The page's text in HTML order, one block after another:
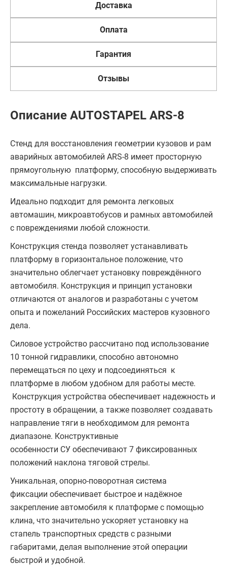
Доставка
Оплата
Гарантия
Отзывы
Описание AUTOSTAPEL ARS-8
Стенд для восстановления геометрии кузовов и рам
аварийных автомобилей ARS-8 имеет просторную
прямоугольную платформу, способную выдерживать
максимальные нагрузки.
Идеально подходит для ремонта легковых
автомашин, микроавтобусов и рамных автомобилей
с повреждениями любой сложности.
Конструкция стенда позволяет устанавливать
платформу в горизонтальное положение, что
значительно облегчает установку повреждённого
автомобиля. Конструкция и принцип установки
отличаются от аналогов и разработаны с учетом
опыта и пожеланий Российских мастеров кузовного
дела.
Силовое устройство рассчитано под использование
10 тонной гидравлики, способно автономно
перемещаться по цеху и подсоединяться к
платформе в любом удобном для работы месте.
Конструкция устройства обеспечивает надежность и
простоту в обращении, а также позволяет создавать
направление тяги в необходимом для ремонта
диапазоне. Конструктивные
особенности СУ обеспечивают 7 фиксированных
положений наклона тяговой стрелы.
Уникальная, опорно-поворотная система
фиксации обеспечивает быстрое и надёжное
закрепление автомобиля к платформе с помощью
клина, что значительно ускоряет установку на
стапель транспортных средств с разными
габаритами, делая выполнение этой операции
быстрой и удобной.